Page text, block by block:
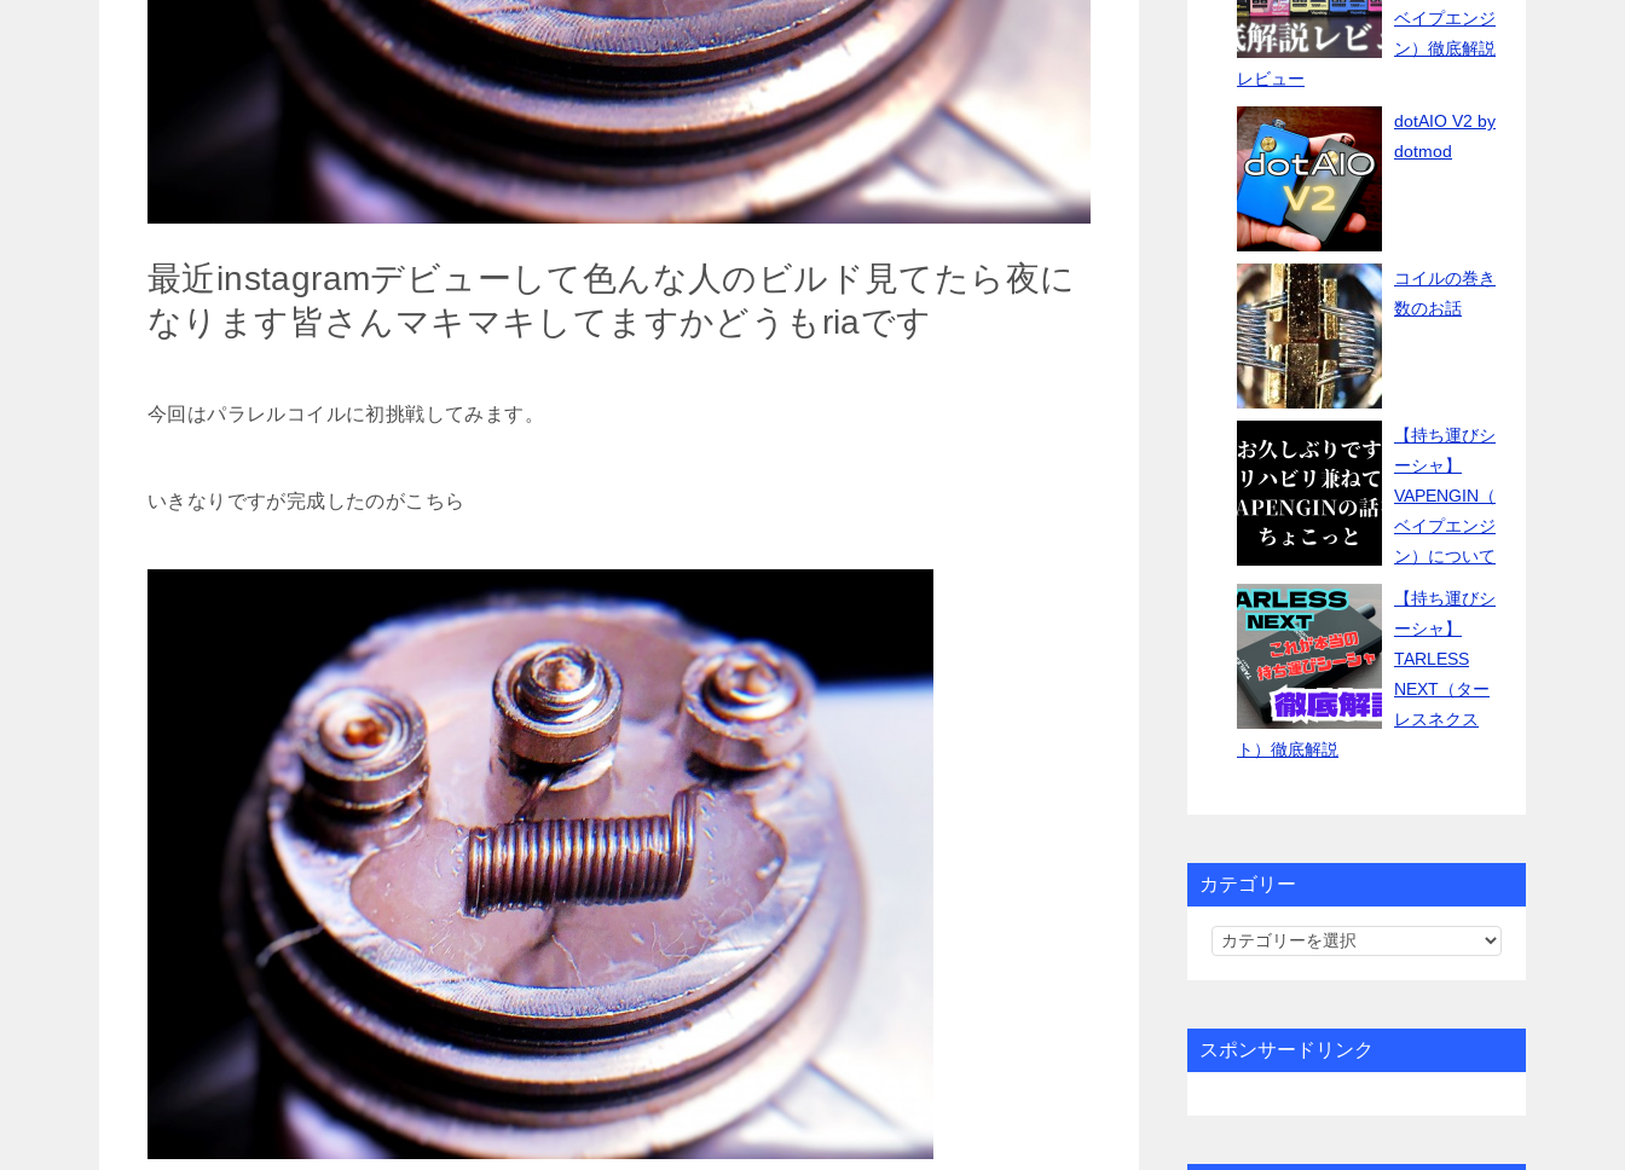
最近instagramデビューして色んな人のビルド見てたら夜に
なります皆さんマキマキしてますかどうもriaです
今回はパラレルコイルに初挑戦してみます。
いきなりですが完成したのがこちら
ベイプエンジ
ン）徹底解説
レビュー
dotAIO V2 by
dotmod
コイルの巻き
数のお話
【持ち運びシ
ーシャ】
VAPENGIN（
ベイプエンジ
ン）について
【持ち運びシ
ーシャ】
TARLESS
NEXT（ター
レスネクス
ト）徹底解説
カテゴリー
カ
リ
ー
スポンサードリンク